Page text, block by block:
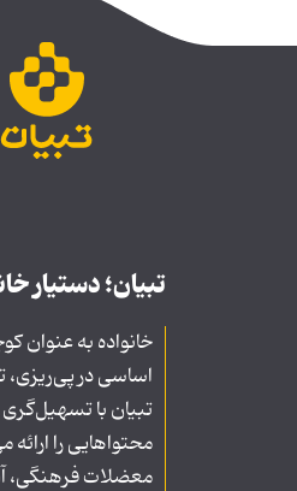
تبیان؛ دستیار
خانواده به
اساسی در
تبیان با
محتواهایی را
معضلات فرهنگی،